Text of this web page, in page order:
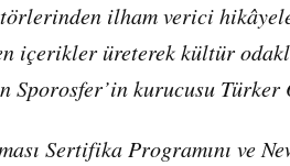
ilham verici
içerikler üreterek kültür
Sporosfer’in kurucusu
Sertifika Programını ve